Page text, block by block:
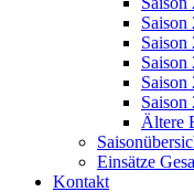
Saison
Saison
Saison
Saison
Saison
Ältere
Einsätze
Kontakt